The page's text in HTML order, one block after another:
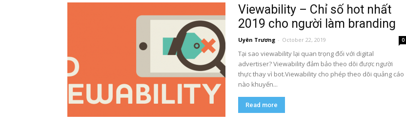
Viewability – Chỉ số hot nhất
2019 cho người làm branding
Uyên Trương - October 22, 2019 0
Tại sao viewability lại quan trọng đối với digital
advertiser? Viewability đảm bảo theo dõi được người
thực thay vì bot.Viewability cho phép theo dõi quảng cáo
nào khuyến...
Read more